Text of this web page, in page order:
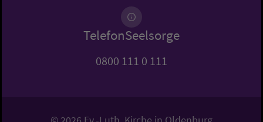
TelefonSeelsorge
0800 111 0 111